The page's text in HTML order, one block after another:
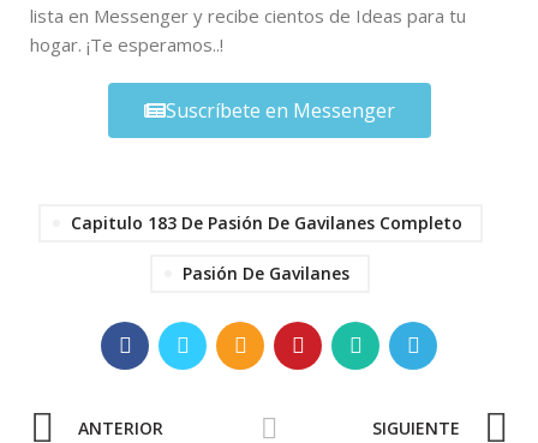
lista en Messenger y recibe cientos de Ideas para tu
hogar. ¡Te esperamos..!
Suscríbete en Messenger
Capitulo 183 De Pasión De Gavilanes Completo
Pasión De Gavilanes
ANTERIOR SIGUIENTE